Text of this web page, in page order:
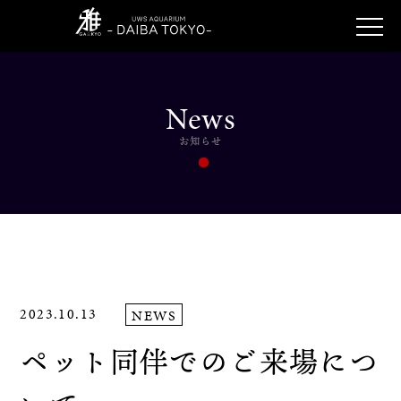
News
お知らせ
2023.10.13 NEWS
ペット同伴でのご来場につ